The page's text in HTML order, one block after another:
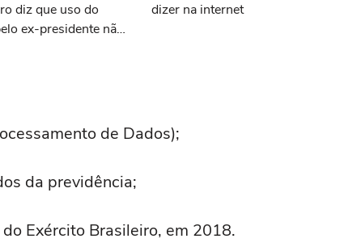
diz que uso do
ex-presidente não
dizer na internet
de Dados);
da previdência;
Exército Brasileiro, em 2018.